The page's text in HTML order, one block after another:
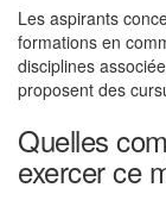
Les aspirants
formations en
disciplines
proposent des
Quelles
exercer ce